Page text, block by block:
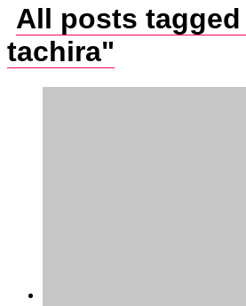
All posts
tachira"